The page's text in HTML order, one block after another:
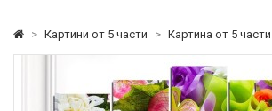
> Картини от 5 части > Картина от 5